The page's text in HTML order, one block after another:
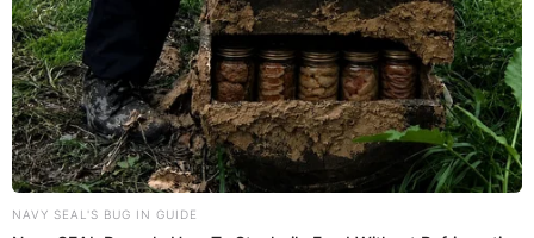
la selección,
Ricardo Gareca, estaba pensando en
convocarlo.
El exvolante de Juan Aurich y Alianza Lima reveló que
sufrió de depresión por no cumplir el requisito tecnológico
que consistía en llevar un GPS.
SOBRE EL AUTOR:
ABRAHAM ALVARADO